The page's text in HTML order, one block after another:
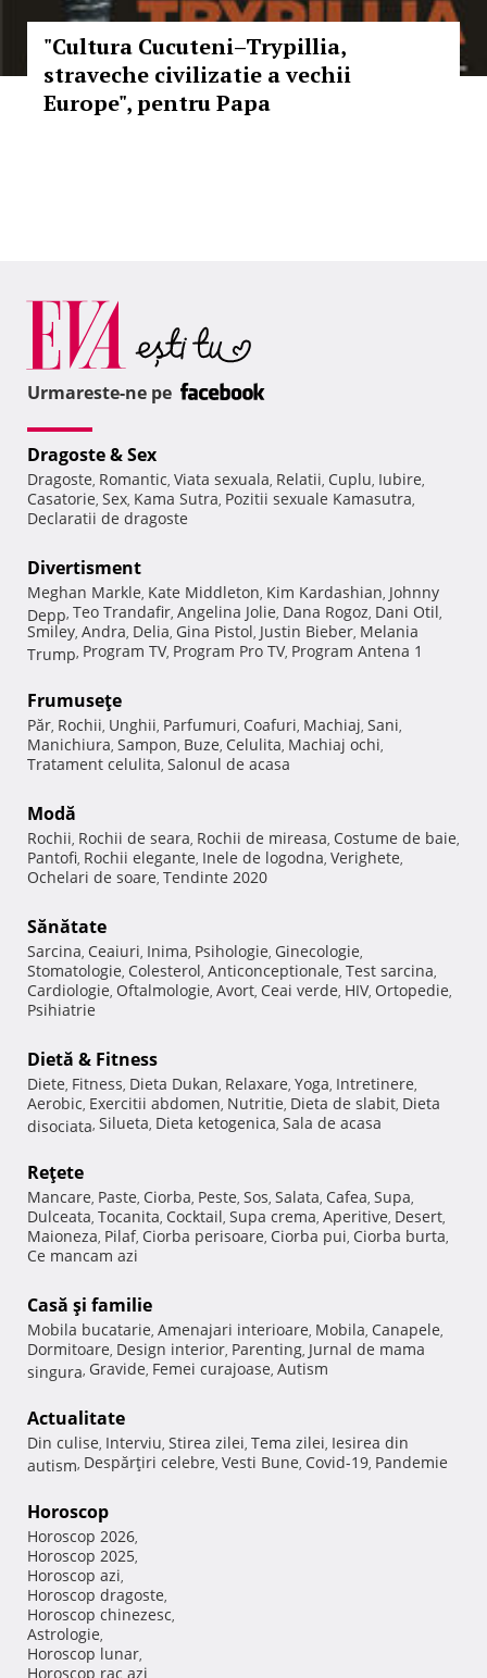
"Cultura Cucuteni–Trypillia,
straveche civilizatie a vechii
Europe", pentru Papa
Urmareste-ne pe
Dragoste & Sex
Dragoste, Romantic, Viata sexuala, Relatii, Cuplu, Iubire,
Casatorie, Sex, Kama Sutra, Pozitii sexuale Kamasutra,
Declaratii de dragoste
Divertisment
Meghan Markle, Kate Middleton, Kim Kardashian, Johnny
Depp, Teo Trandafir, Angelina Jolie, Dana Rogoz, Dani Otil,
Smiley, Andra, Delia, Gina Pistol, Justin Bieber, Melania
Trump, Program TV, Program Pro TV, Program Antena 1
Frumuseţe
Păr, Rochii, Unghii, Parfumuri, Coafuri, Machiaj, Sani,
Manichiura, Sampon, Buze, Celulita, Machiaj ochi,
Tratament celulita, Salonul de acasa
Modă
Rochii, Rochii de seara, Rochii de mireasa, Costume de baie,
Pantofi, Rochii elegante, Inele de logodna, Verighete,
Ochelari de soare, Tendinte 2020
Sănătate
Sarcina, Ceaiuri, Inima, Psihologie, Ginecologie,
Stomatologie, Colesterol, Anticonceptionale, Test sarcina,
Cardiologie, Oftalmologie, Avort, Ceai verde, HIV, Ortopedie,
Psihiatrie
Dietă & Fitness
Diete, Fitness, Dieta Dukan, Relaxare, Yoga, Intretinere,
Aerobic, Exercitii abdomen, Nutritie, Dieta de slabit, Dieta
disociata, Silueta, Dieta ketogenica, Sala de acasa
Reţete
Mancare, Paste, Ciorba, Peste, Sos, Salata, Cafea, Supa,
Dulceata, Tocanita, Cocktail, Supa crema, Aperitive, Desert,
Maioneza, Pilaf, Ciorba perisoare, Ciorba pui, Ciorba burta,
Ce mancam azi
Casă şi familie
Mobila bucatarie, Amenajari interioare, Mobila, Canapele,
Dormitoare, Design interior, Parenting, Jurnal de mama
singura, Gravide, Femei curajoase, Autism
Actualitate
Din culise, Interviu, Stirea zilei, Tema zilei, Iesirea din
autism, Despărţiri celebre, Vesti Bune, Covid-19, Pandemie
Horoscop
Horoscop 2026,
Horoscop 2025,
Horoscop azi,
Horoscop dragoste,
Horoscop chinezesc,
Astrologie,
Horoscop lunar,
Horoscop rac azi